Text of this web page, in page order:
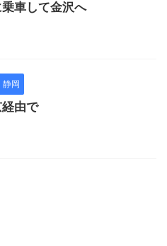
車して金沢へ
静岡
由で